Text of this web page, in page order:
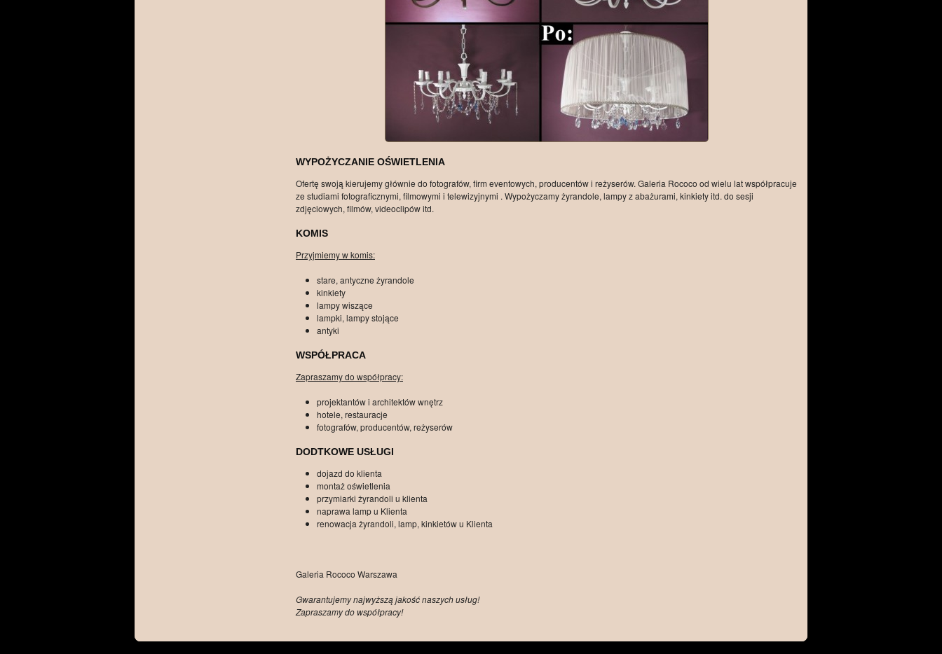
WYPOŻYCZANIE OŚWIETLENIA
Ofertę swoją kierujemy głównie do fotografów, firm eventowych, producentów i reżyserów. Galeria Rococo od wielu lat współpracuje
ze studiami fotograficznymi, filmowymi i telewizyjnymi . Wypożyczamy żyrandole, lampy z abażurami, kinkiety itd. do sesji
zdjęciowych, filmów, videoclipów itd.
KOMIS
Przyjmiemy w komis:
stare, antyczne żyrandole
kinkiety
lampy wiszące
lampki, lampy stojące
antyki
WSPÓŁPRACA
Zapraszamy do współpracy:
projektantów i architektów wnętrz
hotele, restauracje
fotografów, producentów, reżyserów
DODTKOWE USŁUGI
dojazd do klienta
montaż oświetlenia
przymiarki żyrandoli u klienta
naprawa lamp u Klienta
renowacja żyrandoli, lamp, kinkietów u Klienta
Galeria Rococo Warszawa
Gwarantujemy najwyższą jakość naszych usług!
Zapraszamy do współpracy!